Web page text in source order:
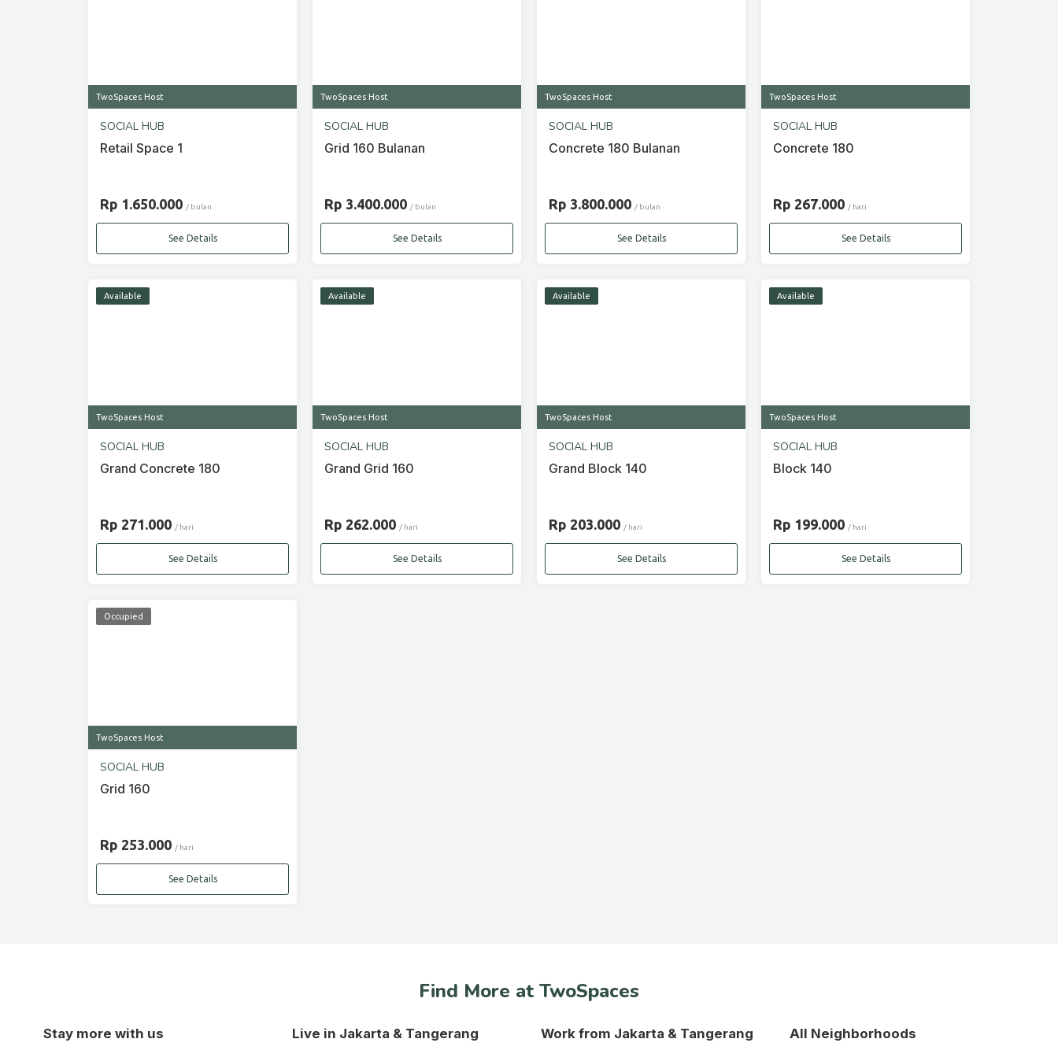
TwoSpaces Host
SOCIAL HUB
Retail Space 1
Rp 1.650.000 / bulan
See Details
TwoSpaces Host
SOCIAL HUB
Grid 160 Bulanan
Rp 3.400.000 / bulan
See Details
TwoSpaces Host
SOCIAL HUB
Concrete 180 Bulanan
Rp 3.800.000 / bulan
See Details
TwoSpaces Host
SOCIAL HUB
Concrete 180
Rp 267.000 / hari
See Details
Available
TwoSpaces Host
SOCIAL HUB
Grand Concrete 180
Rp 271.000 / hari
See Details
Available
TwoSpaces Host
SOCIAL HUB
Grand Grid 160
Rp 262.000 / hari
See Details
Available
TwoSpaces Host
SOCIAL HUB
Grand Block 140
Rp 203.000 / hari
See Details
Available
TwoSpaces Host
SOCIAL HUB
Block 140
Rp 199.000 / hari
See Details
Occupied
TwoSpaces Host
SOCIAL HUB
Grid 160
Rp 253.000 / hari
See Details
Find More at TwoSpaces
Stay more with us Live in Jakarta & Tangerang Work from Jakarta & Tangerang All Neighborhoods